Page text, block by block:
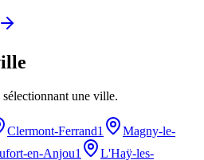
une ville.
Clermont-Ferrand1
Magny-le-
en-Anjou1
L'Haÿ-les-